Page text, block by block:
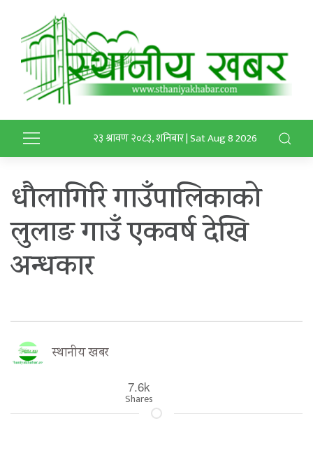
२३ श्रावण २०८३, शनिबार | Sat Aug 8 2026
धौलागिरि गाउँपालिकाको
लुलाङ गाउँ एकवर्ष देखि
अन्धकार
स्थानीय खबर
7.6k
Shares